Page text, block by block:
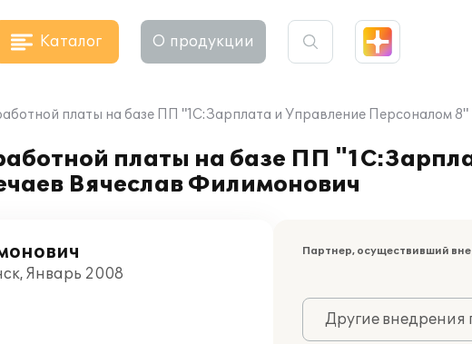
Каталог О продукции
платы на базе ПП "1С:Зарплата и Управление Персоналом
платы на базе ПП
Вячеслав Филимонович
Январь 2008
Партнер, осуществивший
Другие внедрения